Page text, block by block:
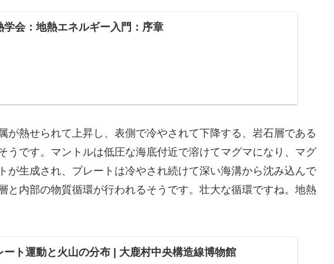
学会：地熱エネルギー入門：序章
が熱せられて上昇し、表側で冷やされて下降する、岩石層である
うです。マントルは低圧な海底付近で溶けてマグマになり、マグ
が生成され、プレートは冷やされ続けて深い海溝から沈み込んで
と内部の物質循環が行われるそうです。壮大な循環ですね。地熱
ート運動と火山の分布 | 大鹿村中央構造線博物館